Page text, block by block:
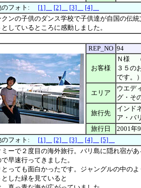
のフォト: [1] [2] [3]
[4]
クンの子供のダンス学校で子供達が自国の伝
しているところに感動しました。
REP_NO 94
お客様
Ｎ様
３５の
です。
エリア
ウエデ
グ・そ
旅行先
インド
ア・バ
旅行日
2001年
のフォト: [1] [2] [3] [4]
[5]
ミーで２度目の海外旅行。バリ島に隠れ宿が
早速行ってきました。
とっても面白かったです。ジャングルの中のよ
とした緑を見ていると